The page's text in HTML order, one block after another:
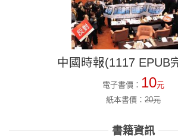
中國時報(1117 EPUB
電子書價： 10元
紙本書價： 20元
書籍資訊